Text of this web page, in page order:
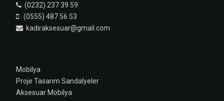
(0232) 237 39 59
(0555) 487 56 53
kadiraksesuar@gmail.com
Mobilya
Proje Tasarım Sandalyeler
Aksesuar Mobilya